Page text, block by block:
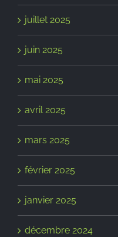
juillet 2025
juin 2025
mai 2025
avril 2025
mars 2025
février 2025
janvier 2025
décembre 2024